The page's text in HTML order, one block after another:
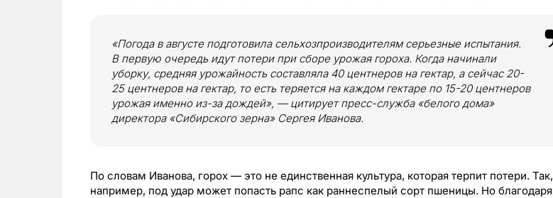
«Погода в августе подготовила сельхозпроизводителям серьезные испытания.
В первую очередь идут потери при сборе урожая гороха. Когда начинали
уборку, средняя урожайность составляла 40 центнеров на гектар, а сейчас 20-
25 центнеров на гектар, то есть теряется на каждом гектаре по 15-20 центнеров
урожая именно из-за дождей», — цитирует пресс-служба «белого дома»
директора «Сибирского зерна» Сергея Иванова.
По словам Иванова, горох — это не единственная культура, которая терпит потери. Так,
например, под удар может попасть рапс как раннеспелый сорт пшеницы. Но благодаря